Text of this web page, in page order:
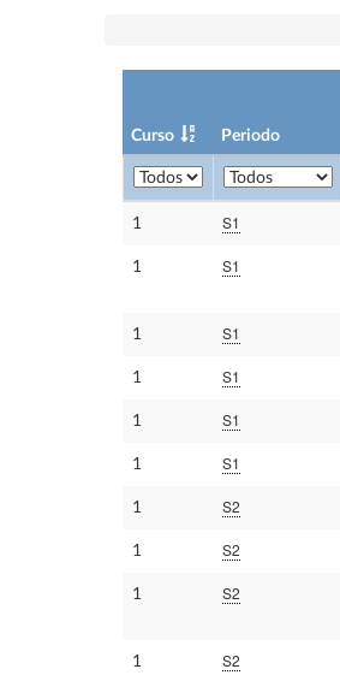
Curso Periodo
1 S1
1 S1
1 S1
1 S1
1 S1
1 S1
1 S2
1 S2
1 S2
1 S2